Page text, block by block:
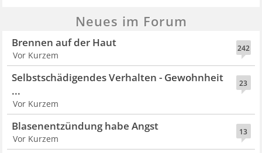
Neues im Forum
242
Brennen auf der Haut
Vor Kurzem
23
Selbstschädigendes Verhalten - Gewohnheit
...
Vor Kurzem
13
Blasenentzündung habe Angst
Vor Kurzem